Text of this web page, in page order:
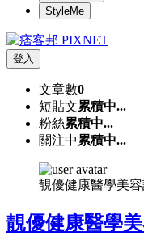
StyleMe
登入
文章數0
短貼文累積中...
粉絲累積中...
關注中 累積中...
靚優健康醫學美
靚優健康醫學